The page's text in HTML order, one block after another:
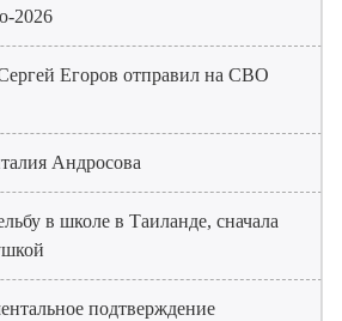
2026
Егоров отправил на СВО
Андросова
в школе в Таиланде, сначала
подтверждение